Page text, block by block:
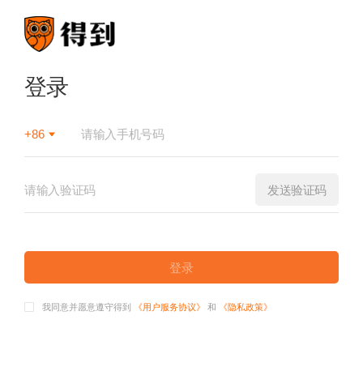
登录
+86
发送验证码
登录
我同意并愿意遵守得到 《用户服务协议》 和 《隐私政策》